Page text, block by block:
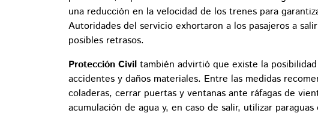
una reducción en la velocidad de los trenes para
Autoridades del servicio exhortaron a los pasajeros a
posibles retrasos.
Protección Civil también advirtió que existe la
accidentes y daños materiales. Entre las medidas
coladeras, cerrar puertas y ventanas ante ráfagas de
acumulación de agua y, en caso de salir, utilizar